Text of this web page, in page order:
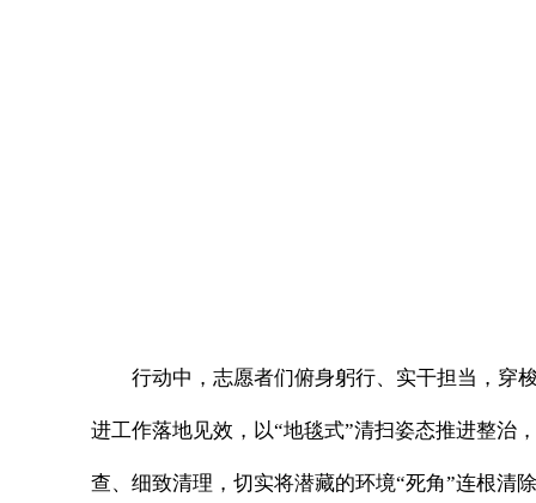
行动中，志愿者们俯身躬行、实干担当，穿
进工作落地见效，以“地毯式”清扫姿态推进整治
查、细致清理，切实将潜藏的环境“死角”连根清